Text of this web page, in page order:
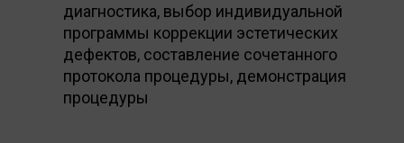
диагностика, выбор индивидуальной
программы коррекции эстетических
дефектов, составление сочетанного
протокола процедуры, демонстрация
процедуры